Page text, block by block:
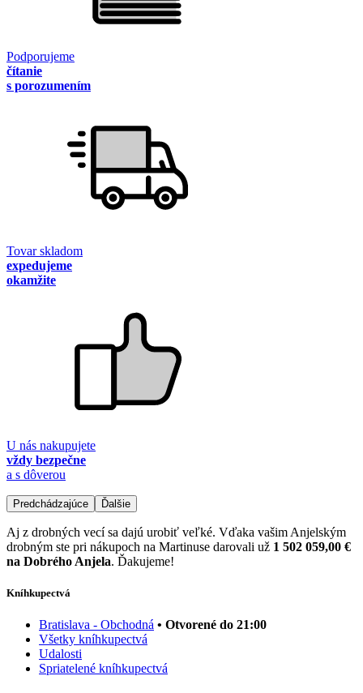
Podporujeme
čítanie
s porozumením
Tovar skladom
expedujeme
okamžite
U nás nakupujete
vždy bezpečne
a s dôverou
Predchádzajúce Ďalšie
Aj z drobných vecí sa dajú urobiť veľké. Vďaka vašim Anjelským
drobným ste pri nákupoch na Martinuse darovali už 1 502 059,00 €
na Dobrého Anjela. Ďakujeme!
Kníhkupectvá
Bratislava - Obchodná • Otvorené do 21:00
Všetky kníhkupectvá
Udalosti
Spriatelené kníhkupectvá